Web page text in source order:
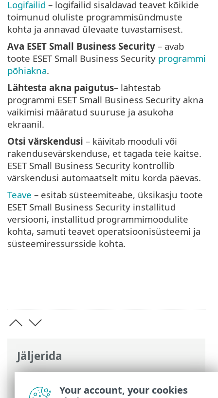
Jäljerida
ESET-i veebispikker>ESET Small Business
Security >Alustamine> Süsteemisalve
Logifailid – logifailid sisaldavad teavet kõikide
toimunud oluliste programmisündmuste
kohta ja annavad ülevaate tuvastamisest.
Ava ESET Small Business Security – avab
toote ESET Small Business Security programmi
põhiakna.
Lähtesta akna paigutus– lähtestab
programmi ESET Small Business Security akna
vaikimisi määratud suuruse ja asukoha
ekraanil.
Otsi värskendusi – käivitab mooduli või
rakendusevärskenduse, et tagada teie kaitse.
ESET Small Business Security kontrollib
värskendusi automaatselt mitu korda päevas.
Teave – esitab süsteemiteabe, üksikasju toote
ESET Small Business Security installitud
versiooni, installitud programmimoodulite
kohta, samuti teavet operatsioonisüsteemi ja
süsteemiressursside kohta.
Your account, your cookies